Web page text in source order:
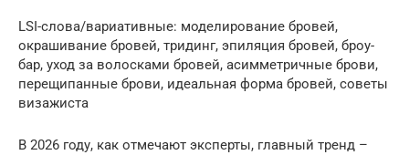
LSI-слова/вариативные: моделирование бровей,
окрашивание бровей, тридинг, эпиляция бровей, броу-
бар, уход за волосками бровей, асимметричные брови,
перещипанные брови, идеальная форма бровей, советы
визажиста
В 2026 году, как отмечают эксперты, главный тренд –